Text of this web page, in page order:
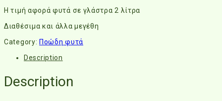
Η τιμή αφορά φυτά σε γλάστρα 2 λίτρα
Διαθέσιμα και άλλα μεγέθη
Category: Ποώδη φυτά
Description
Description